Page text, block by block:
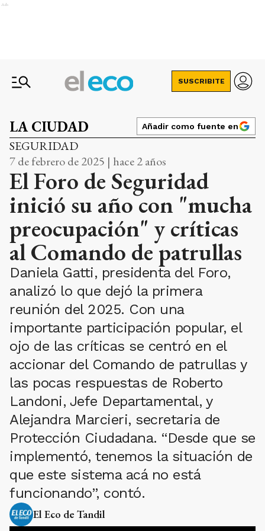
Ads
SUSCRIBITE
LA CIUDAD Añadir como fuente en
SEGURIDAD
7 de febrero de 2025 | hace 2 años
El Foro de Seguridad
inició su año con "mucha
preocupación" y críticas
al Comando de patrullas
Daniela Gatti, presidenta del Foro,
analizó lo que dejó la primera
reunión del 2025. Con una
importante participación popular, el
ojo de las críticas se centró en el
accionar del Comando de patrullas y
las pocas respuestas de Roberto
Landoni, Jefe Departamental, y
Alejandra Marcieri, secretaria de
Protección Ciudadana. “Desde que se
implementó, tenemos la situación de
que este sistema acá no está
funcionando”, contó.
El Eco de Tandil